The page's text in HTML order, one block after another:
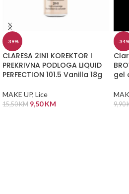
-39%
CLARESA 2IN1 KOREKTOR I
PREKRIVNA PODLOGA LIQUID
PERFECTION 101.5 Vanilla 18g
MAKE UP, Lice
15,50KM 9,50KM
-
gel
9,90